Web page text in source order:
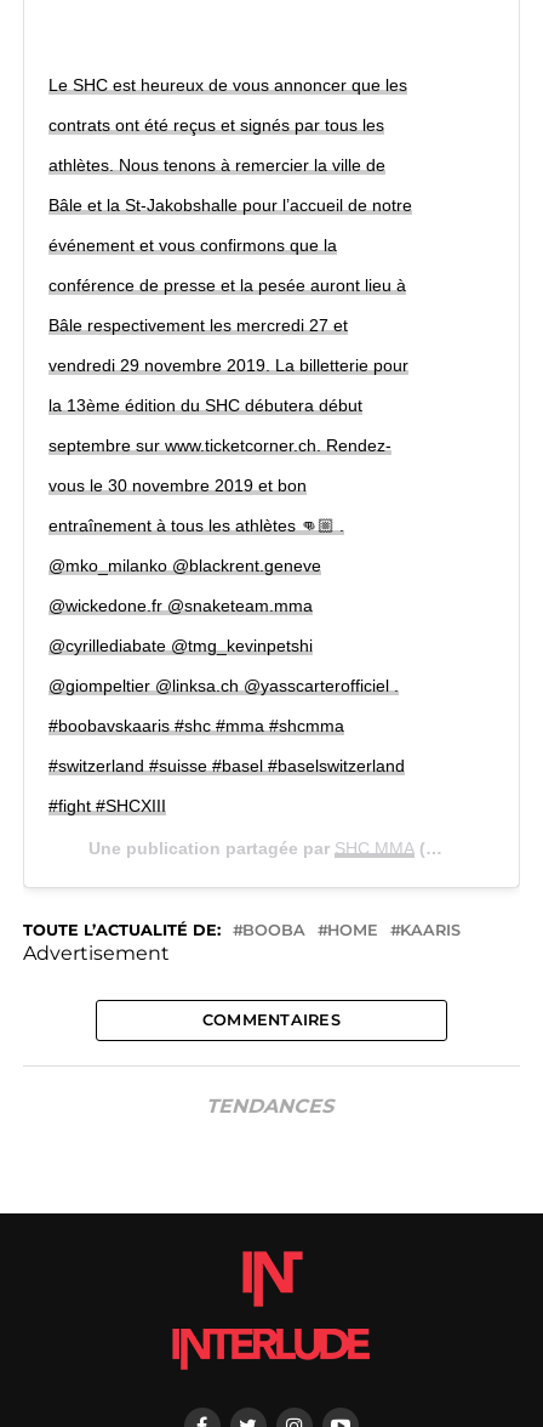
Le SHC est heureux de vous annoncer que les
contrats ont été reçus et signés par tous les
athlètes. Nous tenons à remercier la ville de
Bâle et la St-Jakobshalle pour l’accueil de notre
événement et vous confirmons que la
conférence de presse et la pesée auront lieu à
Bâle respectivement les mercredi 27 et
vendredi 29 novembre 2019. La billetterie pour
la 13ème édition du SHC débutera début
septembre sur www.ticketcorner.ch. Rendez-
vous le 30 novembre 2019 et bon
entraînement à tous les athlètes 👊🏼 .
@mko_milanko @blackrent.geneve
@wickedone.fr @snaketeam.mma
@cyrillediabate @tmg_kevinpetshi
@giompeltier @linksa.ch @yasscarterofficiel .
#boobavskaaris #shc #mma #shcmma
#switzerland #suisse #basel #baselswitzerland
#fight #SHCXIII
Une publication partagée par SHC MMA (@shc_mma) le
TOUTE L’ACTUALITÉ DE: BOOBA HOME KAARIS
Advertisement
COMMENTAIRES
TENDANCES